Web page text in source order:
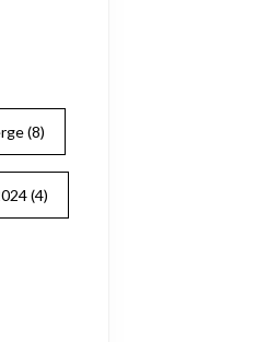
(8)
(4)